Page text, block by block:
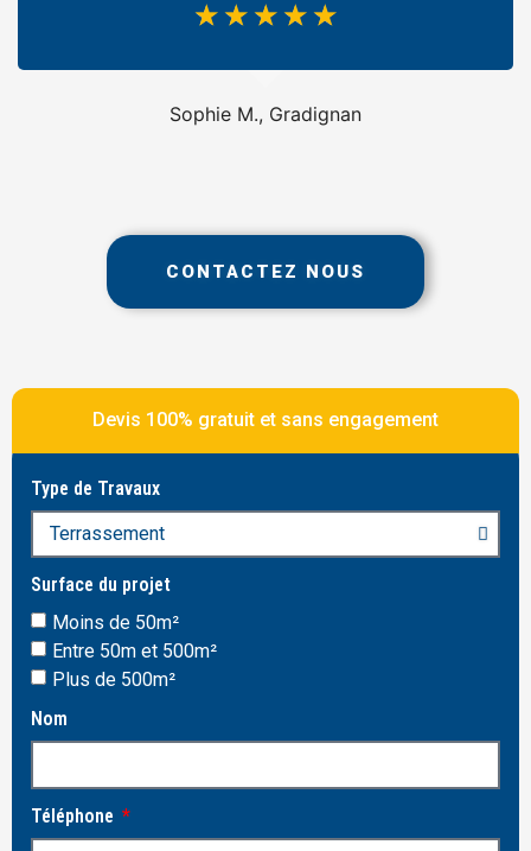
Sophie M., Gradignan
☆ ☆ ☆ ☆ ☆
CONTACTEZ NOUS
Devis 100% gratuit et sans engagement
Type de Travaux
Surface du projet
Moins de 50m²
Entre 50m et 500m²
Plus de 500m²
Nom
Téléphone